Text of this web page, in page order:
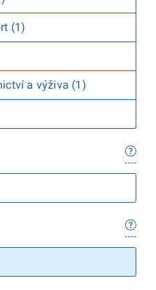
(1)
a výživa (1)